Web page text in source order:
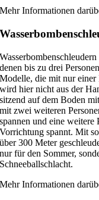
Mehr Informationen
denen bis zu drei
Modelle, die mit nur
wird hier nicht aus der
sitzend auf dem Boden
mit zwei weiteren
spannen und eine weitere
Vorrichtung spannt. Mit
über 300 Meter
nur für den Sommer,
Schneeballschlacht.
Mehr Informationen